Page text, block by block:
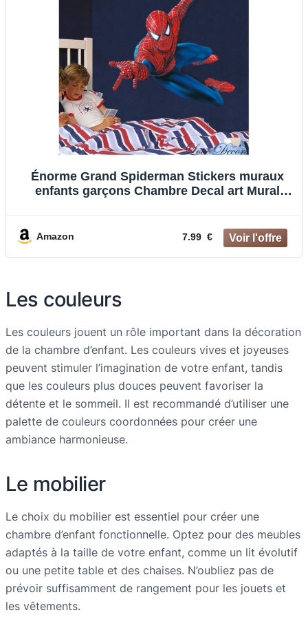
Énorme Grand Spiderman Stickers muraux
enfants garçons Chambre Decal art Mural
Amazon 7.99 €
Les couleurs
Les couleurs jouent un rôle important dans la décoration
de la chambre d’enfant. Les couleurs vives et joyeuses
peuvent stimuler l’imagination de votre enfant, tandis
que les couleurs plus douces peuvent favoriser la
détente et le sommeil. Il est recommandé d’utiliser une
palette de couleurs coordonnées pour créer une
ambiance harmonieuse.
Le mobilier
Le choix du mobilier est essentiel pour créer une
chambre d’enfant fonctionnelle. Optez pour des meubles
adaptés à la taille de votre enfant, comme un lit évolutif
ou une petite table et des chaises. N’oubliez pas de
prévoir suffisamment de rangement pour les jouets et
les vêtements.